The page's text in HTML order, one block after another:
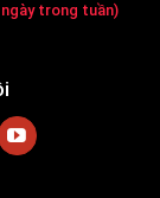
trong tuần)